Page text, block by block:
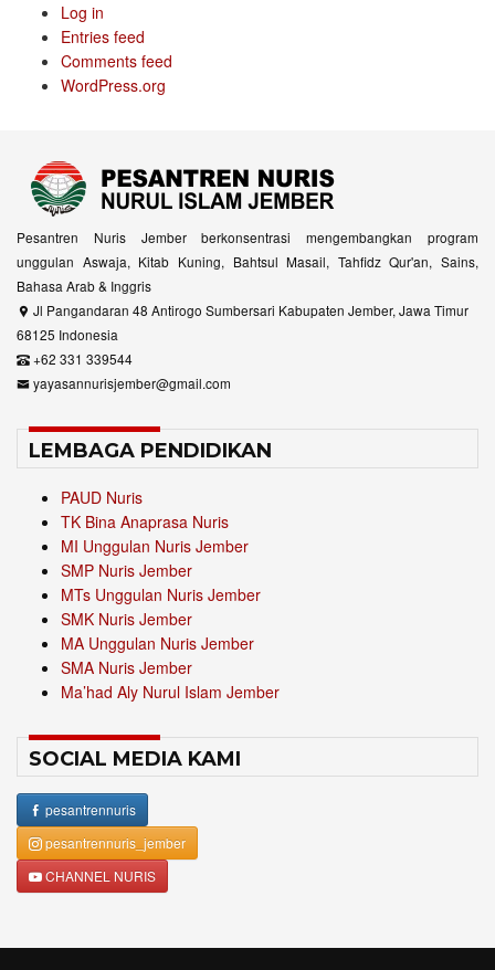
Log in
Entries feed
Comments feed
WordPress.org
Pesantren Nuris Jember berkonsentrasi mengembangkan program
unggulan Aswaja, Kitab Kuning, Bahtsul Masail, Tahfidz Qur'an, Sains,
Bahasa Arab & Inggris
Jl Pangandaran 48 Antirogo Sumbersari Kabupaten Jember, Jawa Timur
68125 Indonesia
+62 331 339544
yayasannurisjember@gmail.com
LEMBAGA PENDIDIKAN
PAUD Nuris
TK Bina Anaprasa Nuris
MI Unggulan Nuris Jember
SMP Nuris Jember
MTs Unggulan Nuris Jember
SMK Nuris Jember
MA Unggulan Nuris Jember
SMA Nuris Jember
Ma’had Aly Nurul Islam Jember
SOCIAL MEDIA KAMI
pesantrennuris
pesantrennuris_jember
CHANNEL NURIS